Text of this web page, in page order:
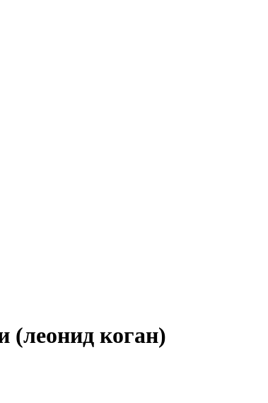
(леонид коган)